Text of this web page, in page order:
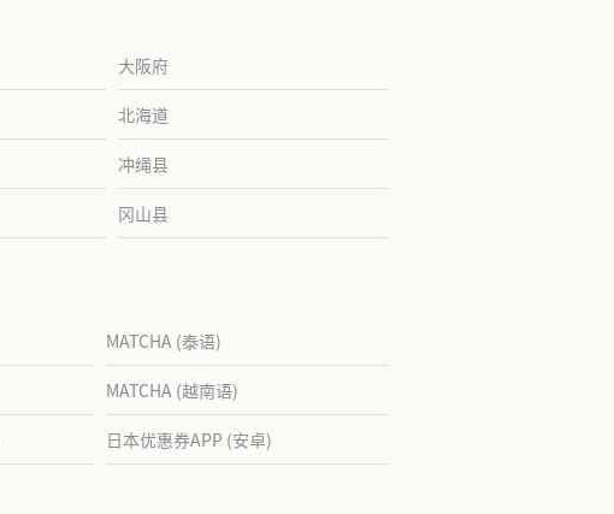
大阪府
北海道
冲绳县
冈山县
MATCHA (泰语)
MATCHA (越南语)
日本优惠券APP (安卓)